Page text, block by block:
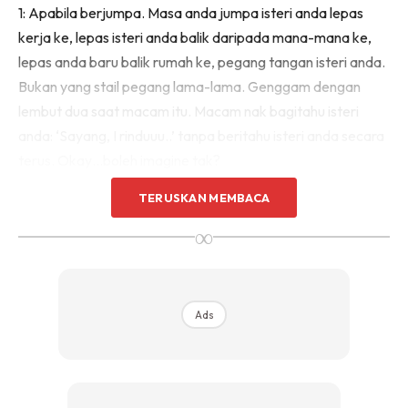
1: Apabila berjumpa. Masa anda jumpa isteri anda lepas
kerja ke, lepas isteri anda balik daripada mana-mana ke,
lepas anda baru balik rumah ke, pegang tangan isteri anda.
Bukan yang stail pegang lama-lama. Genggam dengan
Ads
TERUSKAN MEMBACA
∞
Ads